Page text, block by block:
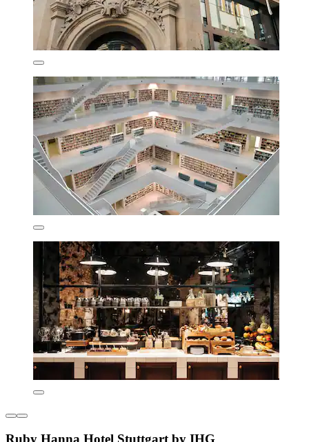
Ruby Hanna Hotel Stuttgart by IHG